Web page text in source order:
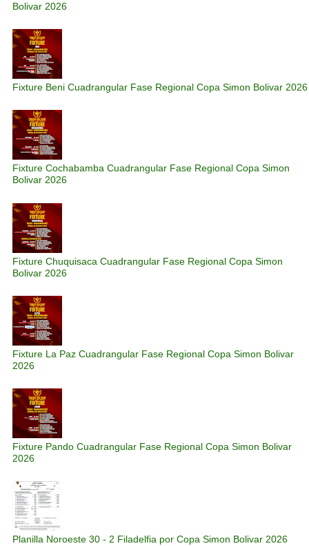
Bolivar 2026
Fixture Beni Cuadrangular Fase Regional Copa Simon Bolivar 2026
Fixture Cochabamba Cuadrangular Fase Regional Copa Simon
Bolivar 2026
Fixture Chuquisaca Cuadrangular Fase Regional Copa Simon
Bolivar 2026
Fixture La Paz Cuadrangular Fase Regional Copa Simon Bolivar
2026
Fixture Pando Cuadrangular Fase Regional Copa Simon Bolivar
2026
Planilla Noroeste 30 - 2 Filadelfia por Copa Simon Bolivar 2026